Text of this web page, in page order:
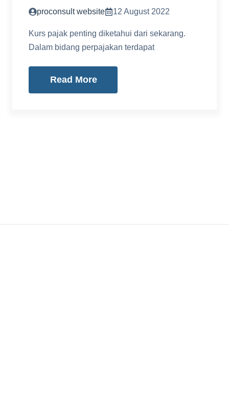
proconsult website 12 August 2022
Kurs pajak penting diketahui dari sekarang.
Dalam bidang perpajakan terdapat
Read More